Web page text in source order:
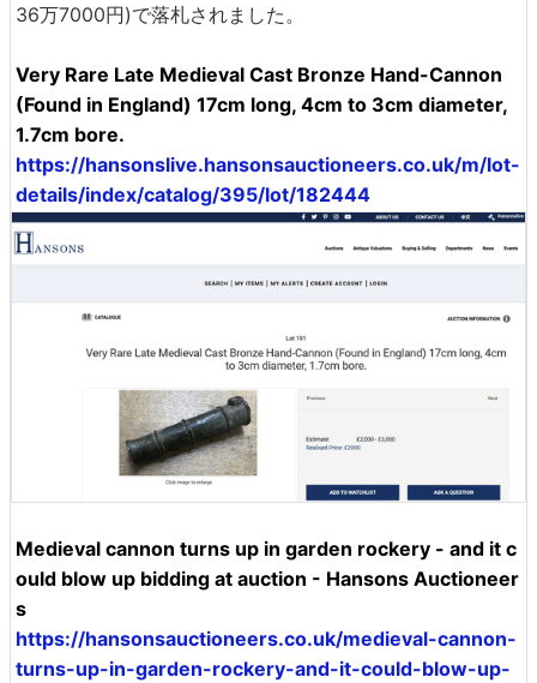
36万7000円)で落札されました。
Very Rare Late Medieval Cast Bronze Hand-Cannon
(Found in England) 17cm long, 4cm to 3cm diameter,
1.7cm bore.
https://hansonslive.hansonsauctioneers.co.uk/m/lot-
details/index/catalog/395/lot/182444
Medieval cannon turns up in garden rockery - and it c
ould blow up bidding at auction - Hansons Auctioneer
s
https://hansonsauctioneers.co.uk/medieval-cannon-
turns-up-in-garden-rockery-and-it-could-blow-up-